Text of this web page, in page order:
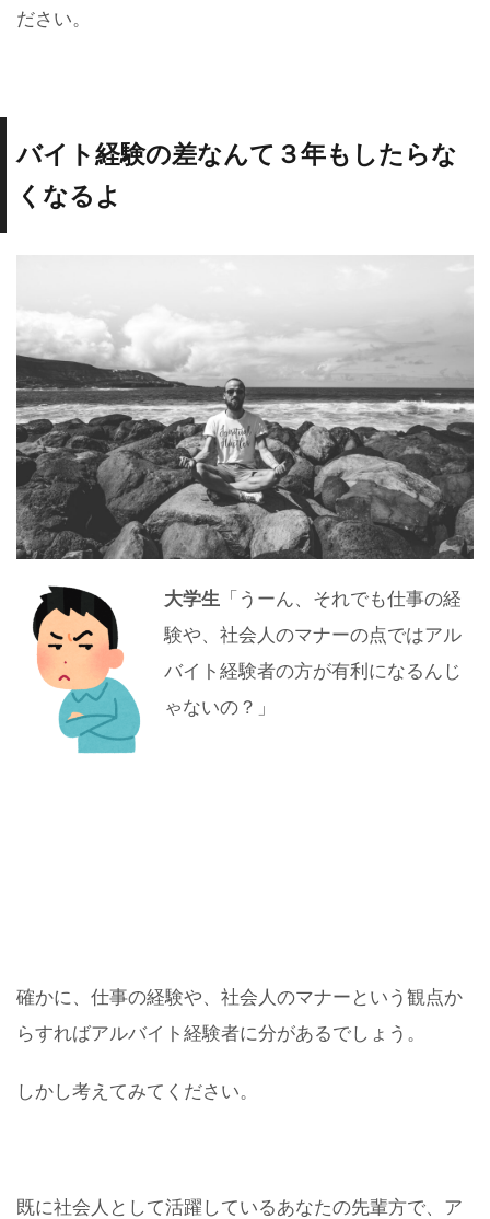
ださい。
バイト経験の差なんて３年もしたらな
くなるよ
大学生 「うーん、それでも仕事の経
験や、社会人のマナーの点ではアル
バイト経験者の方が有利になるんじ
ゃないの？」
確かに、仕事の経験や、社会人のマナーという観点か
らすればアルバイト経験者に分があるでしょう。
しかし考えてみてください。
既に社会人として活躍しているあなたの先輩方で、ア